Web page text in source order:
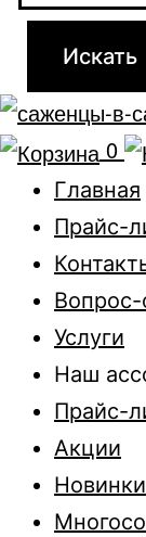
0
Главная
Прайс-
Вопрос-
Услуги
Наш
Прайс-
Акции
Новинки